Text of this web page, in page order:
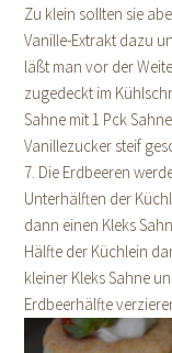
Zu klein sollten sie
Vanille-Extrakt dazu
läßt man vor der
zugedeckt im
Sahne mit 1 Pck
Vanillezucker steif
7. Die Erdbeeren
Unterhälften der
dann einen Kleks
Hälfte der Küchlein
kleiner Kleks Sahne
Erdbeerhälfte